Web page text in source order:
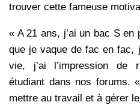
trouver cette fameuse
« A 21 ans, j’ai un bac S
que je vaque de fac en fac,
vie, j’ai l’impression
étudiant dans nos forums.
mettre au travail et à gérer